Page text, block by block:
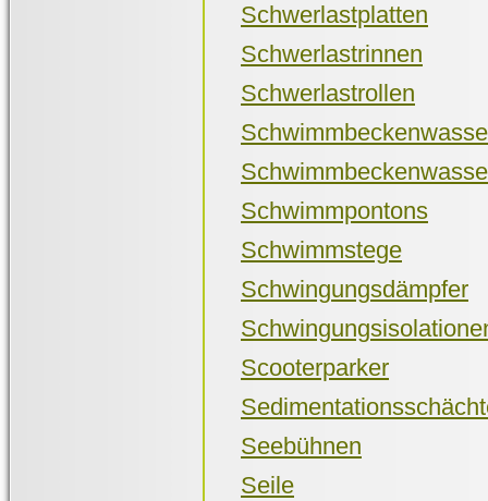
Schwerlastplatten
Schwerlastrinnen
Schwerlastrollen
Schwimmpontons
Schwimmstege
Schwingungsdämpfer
Scooterparker
Seebühnen
Seile